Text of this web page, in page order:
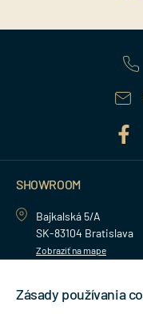
SHOWROOM
Bajkalská 5/A
SK-83104 Bratislava
Zobraziť na mape
Zásady používania